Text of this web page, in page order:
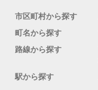
市区町村から探す
町名から探す
路線から探す
駅から探す